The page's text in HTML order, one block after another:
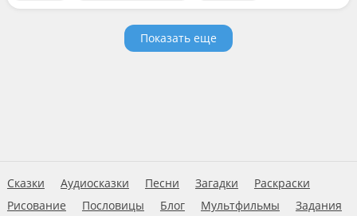
Показать еще
Сказки Аудиосказки Песни Загадки
Раскраски
Рисование
Пословицы Блог Мультфильмы Задания